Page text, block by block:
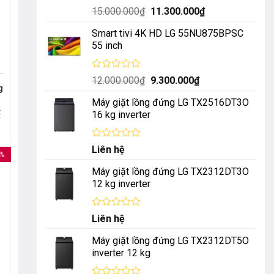
Được
hạng
0
5
sao
15.000.000₫ Giá
là:
11.300.000₫Giá
tại
Smart tivi 4K HD LG 55NU875BPSC
55 inch
Được
hạng
0
5
sao
12.000.000₫ Giá
là:
9.300.000₫Giá
tại
Máy giặt lồng đứng LG TX2516DT3O
16 kg inverter
Được
hạng
0
5
sao
Liên hệ
Máy giặt lồng đứng LG TX2312DT3O
12 kg inverter
Được
hạng
0
5
sao
Liên hệ
Máy giặt lồng đứng LG TX2312DT5O
inverter 12 kg